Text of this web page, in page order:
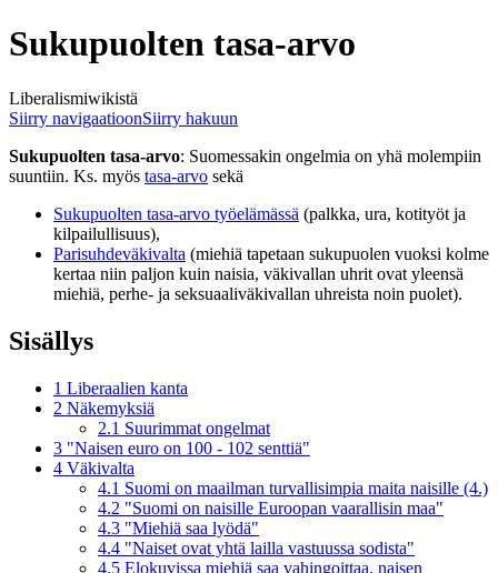
Sukupuolten tasa-arvo
Liberalismiwikistä
Siirry navigaatioonSiirry hakuun
Sukupuolten tasa-arvo: Suomessakin ongelmia on yhä molempiin
suuntiin. Ks. myös tasa-arvo sekä
Sukupuolten tasa-arvo työelämässä (palkka, ura, kotityöt ja
kilpailullisuus),
Parisuhdeväkivalta (miehiä tapetaan sukupuolen vuoksi kolme
kertaa niin paljon kuin naisia, väkivallan uhrit ovat yleensä
miehiä, perhe- ja seksuaaliväkivallan uhreista noin puolet).
Sisällys
1 Liberaalien kanta
2 Näkemyksiä
2.1 Suurimmat ongelmat
3 "Naisen euro on 100 - 102 senttiä"
4 Väkivalta
4.1 Suomi on maailman turvallisimpia maita naisille (4.)
4.2 "Suomi on naisille Euroopan vaarallisin maa"
4.3 "Miehiä saa lyödä"
4.4 "Naiset ovat yhtä lailla vastuussa sodista"
4.5 Elokuvissa miehiä saa vahingoittaa, naisen